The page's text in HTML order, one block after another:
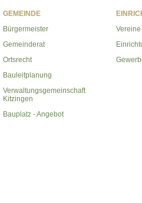
GEMEINDE
Bürgermeister
Gemeinderat
Ortsrecht
Bauleitplanung
Verwaltungsgemeinschaft
Kitzingen
Bauplatz - Angebot